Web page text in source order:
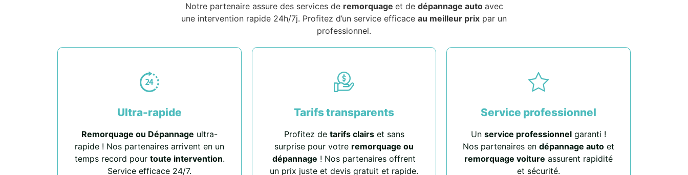
Notre partenaire assure des services de remorquage et de dépannage auto avec
une intervention rapide 24h/7j. Profitez d’un service efficace au meilleur prix par un
professionnel.
Ultra-rapide
Remorquage ou Dépannage ultra-
rapide ! Nos partenaires arrivent en un
temps record pour toute intervention.
Service efficace 24/7.
Tarifs transparents
Profitez de tarifs clairset sans
surprise pour votre remorquage ou
dépannage ! Nos partenaires offrent
un prix juste et devis gratuit et rapide.
Service professionnel
Un service professionnel garanti !
Nos partenaires en dépannage auto et
remorquage voiture assurent rapidité
et sécurité.